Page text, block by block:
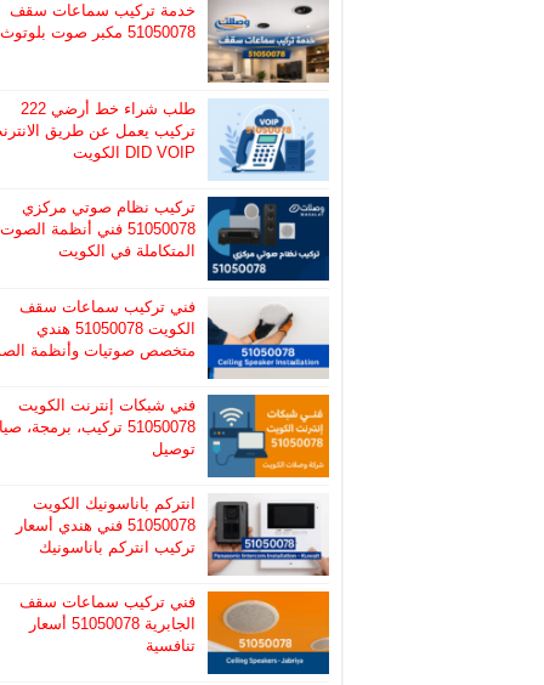
خدمة تركيب سماعات سقف
51050078 مكبر صوت بلوتوث
طلب شراء خط أرضي 222
تركيب يعمل عن طريق
DID VOIP الكويت
تركيب نظام صوتي مركزي
51050078 فني أنظمة الصوت
المتكاملة في الكويت
فني تركيب سماعات سقف
الكويت 51050078 هندي
متخصص صوتيات وأنظمة
فني شبكات إنترنت الكويت
51050078 تركيب، برمجة،
توصيل
انتركم باناسونيك الكويت
51050078 فني هندي أسعار
تركيب انتركم باناسونيك
فني تركيب سماعات سقف
الجابرية 51050078 أسعار
تنافسية